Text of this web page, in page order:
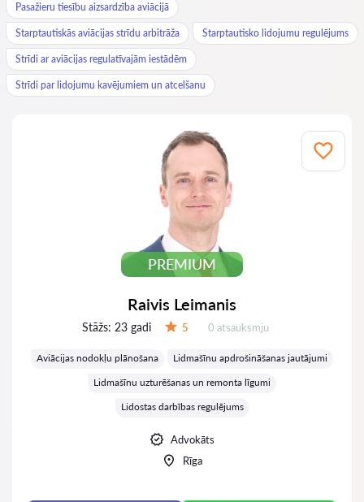
Pasažieru tiesību aizsardzība aviācijā
Starptautiskās aviācijas strīdu arbitrāža Starptautisko lidojumu regulējums
Strīdi ar aviācijas regulatīvajām iestādēm
Strīdi par lidojumu kavējumiem un atcelšanu
PREMIUM
Raivis Leimanis
Stāžs: 23 gadi 5 Atsauksmes:
0 atsauksmju
Aviācijas nodokļu plānošana
Lidmašīnu apdrošināšanas jautājumi
Lidmašīnu uzturēšanas un remonta līgumi
Lidostas darbības regulējums
Advokāts
Rīga